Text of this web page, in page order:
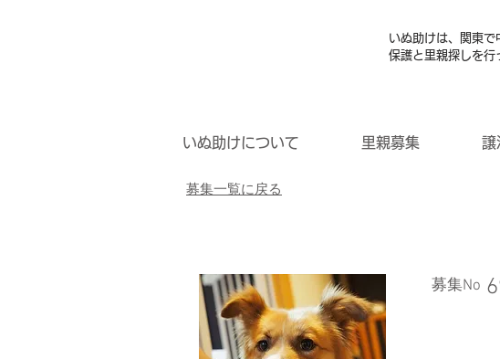
いぬ助けは、関東で
保護と里親探しを行
いぬ助けについて 里親募集 譲
募集一覧に戻る
​募集No